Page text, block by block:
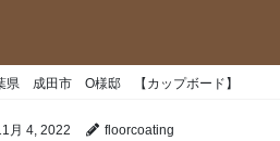
県 成田市 O様邸 【カップボード】
月 4, 2022 floorcoating